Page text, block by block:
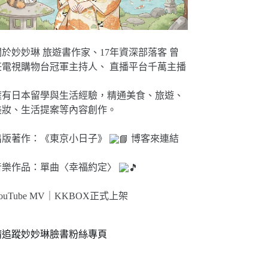
妙妙琳 旅遊書作家、17年資深部落客 曾
電視購物台冠軍主持人、 直播平台千萬主播
日本留學與生活經驗，精通美食、旅遊、
、生活提案等內容創作。
著作：《東京小日子》 博客來連結
作品：單曲〈幸福約定〉
MV｜KKBOX正式上架
追蹤妙妙琳臉書粉絲專頁